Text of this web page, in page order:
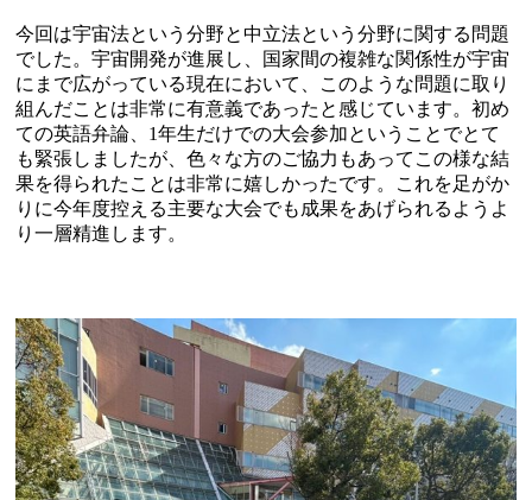
今回は宇宙法という分野と中立法という分野に関する問題
でした。宇宙開発が進展し、国家間の複雑な関係性が宇宙
にまで広がっている現在において、このような問題に取り
組んだことは非常に有意義であったと感じています。初め
ての英語弁論、1年生だけでの大会参加ということでとて
も緊張しましたが、色々な方のご協力もあってこの様な結
果を得られたことは非常に嬉しかったです。これを足がか
りに今年度控える主要な大会でも成果をあげられるようよ
り一層精進します。